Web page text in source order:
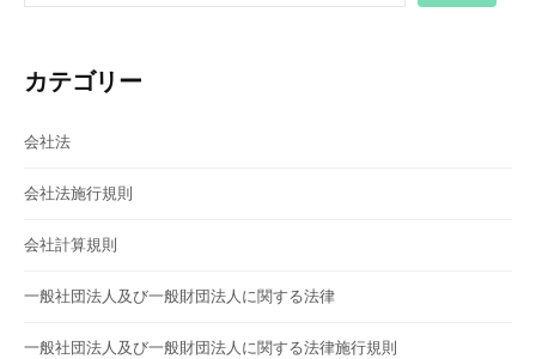
ン
カテゴリー
会社法
会社法施行規則
会社計算規則
一般社団法人及び一般財団法人に関する法律
一般社団法人及び一般財団法人に関する法律施行規則